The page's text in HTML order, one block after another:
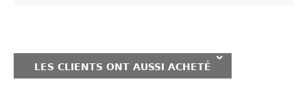
LES CLIENTS ONT AUSSI ACHETÉ